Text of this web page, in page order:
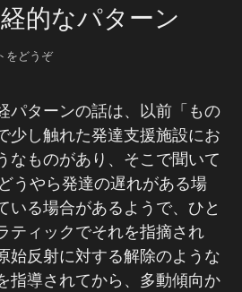
的なパターン
をどうぞ
パターンの話は、以前「もの
少し触れた発達支援施設にお
なものがあり、そこで聞いて
うやら発達の遅れがある場
いる場合があるようで、ひと
ティックでそれを指摘され
始反射に対する解除のような
指導されてから、多動傾向か